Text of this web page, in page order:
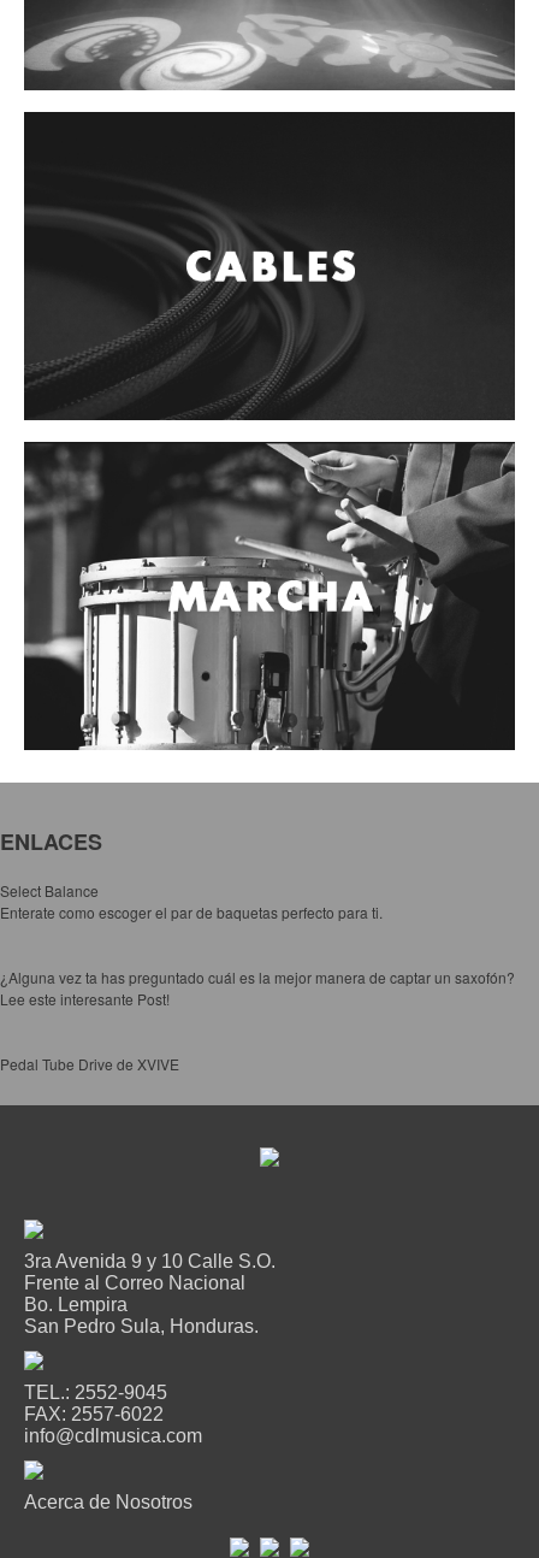
ENLACES
Select Balance
Enterate como escoger el par de baquetas perfecto para ti.
¿Alguna vez ta has preguntado cuál es la mejor manera de captar un saxofón?
Lee este interesante Post!
Pedal Tube Drive de XVIVE
3ra Avenida 9 y 10 Calle S.O.
Frente al Correo Nacional
Bo. Lempira
San Pedro Sula, Honduras.
TEL.: 2552-9045
FAX: 2557-6022
info@cdlmusica.com
Acerca de Nosotros